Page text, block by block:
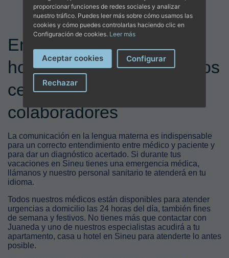
Encuentra tu médico 24
horas en Sineu en nuestros
centros y hospitales
colaboradores
La comunicación en la lengua materna es indispensable
para un correcto entendimiento entre médico y paciente y
para dar un diagnóstico acertado. Si durante tus
vacaciones en Sineu tienes una emergencia médica,
llámanos y nuestro personal sanitario te atenderá en tu
idioma.
Todos nuestros médicos están disponibles para atender
urgencias a domicilio las 24 horas del día, también fines
de semana y festivos. No tienes más que contactar con
Juaneda y uno de nuestros especialistas acudirá a tu
apartamento, casa u hotel en Sineu para atenderte lo antes
posible.
proporcionar funciones de redes sociales y analizar
nuestro tráfico. Puedes leer más sobre cómo usamos las
cookies y cómo puedes controlarlas haciendo clic en
Configuración de cookies. Leer más
Aceptar cookies Configurar
Rechazar